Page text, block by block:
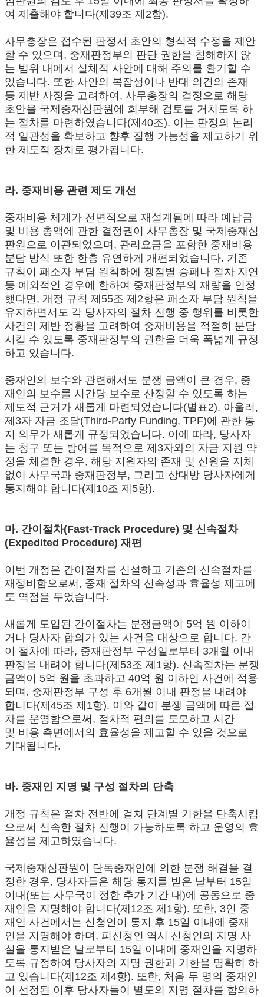
여 제출해야 합니다(제39조 제2항).
사무총장은 접수된 판정서 초안의 형식적 수정을 제안
할 수 있으며, 중재판정부의 판단 권한을 침해하지 않
는 범위 내에서 실체적 사안에 대해 주의를 환기할 수
있습니다. 또한 사안의 복잡성이나 반대 의견의 존재
등 제반 사정을 고려하여, 사무총장의 결정으로 해당
초안을 국제중재심판원에 회부해 검토를 거치도록 하
는 절차를 마련하였습니다(제40조). 이는 판정의 논리
적 일관성을 확보하고 향후 집행 가능성을 제고하기 위
한 제도적 장치로 평가됩니다.
라. 중재비용 관련 제도 개선
중재비용 체계가 전면적으로 재설계됨에 따라 예납금
및 비용 총액에 관한 결정권이 사무총장 및 국제중재심
판원으로 이관되었으며, 관리요금을 포함한 중재비용
분담 방식 또한 한층 유연하게 개편되었습니다. 기존
규칙이 패소자 부담 원칙하에 쟁점별 승패나 절차 지연
등 예외적인 경우에 한하여 중재판정부의 재량을 인정
했다면, 개정 규칙 제55조 제2항은 패소자 부담 원칙을
유지하면서도 각 당사자의 절차 진행 중 행위를 비롯한
사건의 제반 정황을 고려하여 중재비용을 적절히 분담
시킬 수 있도록 중재판정부의 권한을 더욱 폭넓게 규정
하고 있습니다.
중재인의 보수와 관련해서도 분쟁 금액이 큰 경우, 중
재인의 보수를 시간당 보수로 산정할 수 있도록 하는
제도적 근거가 새롭게 마련되었습니다(별표2). 아울러,
제3자 자금 조달(Third-Party Funding, TPF)에 관한 통
지 의무가 새롭게 규정되었습니다. 이에 따라, 당사자
는 청구 또는 방어를 목적으로 제3자와의 자금 지원 약
정을 체결한 경우, 해당 지원자의 존재 및 신원을 지체
없이 사무국과 중재판정부, 그리고 상대방 당사자에게
통지해야 합니다(제10조 제5항).
마. 간이절차(Fast-Track Procedure) 및 신속절차
(Expedited Procedure) 재편
이번 개정은 간이절차를 신설하고 기존의 신속절차를
재정비함으로써, 중재 절차의 신속성과 효율성 제고에
도 역점을 두었습니다.
새롭게 도입된 간이절차는 분쟁금액이 5억 원 이하이
거나 당사자 합의가 있는 사건을 대상으로 합니다. 간
이 절차에 따라, 중재판정부 구성일로부터 3개월 이내
판정을 내려야 합니다(제53조 제1항). 신속절차는 분쟁
금액이 5억 원을 초과하고 40억 원 이하인 사건에 적용
되며, 중재판정부 구성 후 6개월 이내 판정을 내려야
합니다(제45조 제1항). 이와 같이 분쟁 금액에 따른 절
차를 운영함으로써, 절차적 편의를 도모하고 시간
및 비용 측면에서의 효율성을 제고할 수 있을 것으로
기대됩니다.
바. 중재인 지명 및 구성 절차의 단축
개정 규칙은 절차 전반에 걸쳐 단계별 기한을 단축시킴
으로써 신속한 절차 진행이 가능하도록 하고 운영의 효
율성을 제고하였습니다.
국제중재심판원이 단독중재인에 의한 분쟁 해결을 결
정한 경우, 당사자들은 해당 통지를 받은 날부터 15일
이내(또는 사무국이 정한 추가 기간 내)에 공동으로 중
재인을 지명해야 합니다(제12조 제1항). 또한, 3인 중
재인 사건에서는 신청인이 통지 후 15일 이내에 중재
인을 지명해야 하며, 피신청인 역시 신청인의 지명 사
실을 통지받은 날로부터 15일 이내에 중재인을 지명하
도록 규정하여 당사자의 지명 권한과 기한을 명확히 하
고 있습니다(제12조 제4항). 또한, 처음 두 명의 중재인
이 선정된 이후 당사자들이 별도의 지명 절차를 합의하